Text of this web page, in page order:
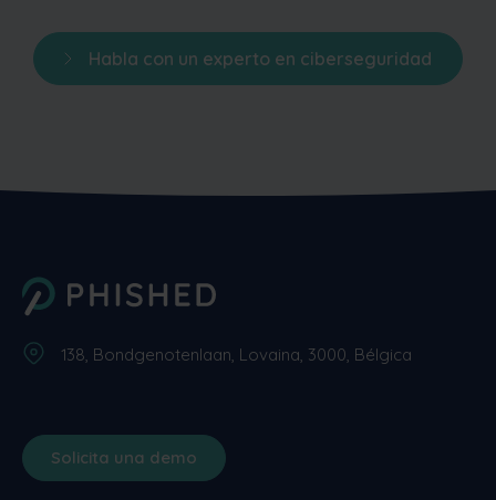
Habla con un experto en ciberseguridad
138, Bondgenotenlaan, Lovaina, 3000, Bélgica
Solicita una demo